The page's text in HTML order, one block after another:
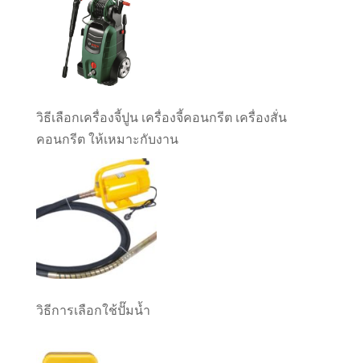
วิธีเลือกเครื่องจี้ปูน เครื่องจี้คอนกรีต เครื่องสั่น
คอนกรีต ให้เหมาะกับงาน
วิธีการเลือกใช้ปั๊มน้ำ